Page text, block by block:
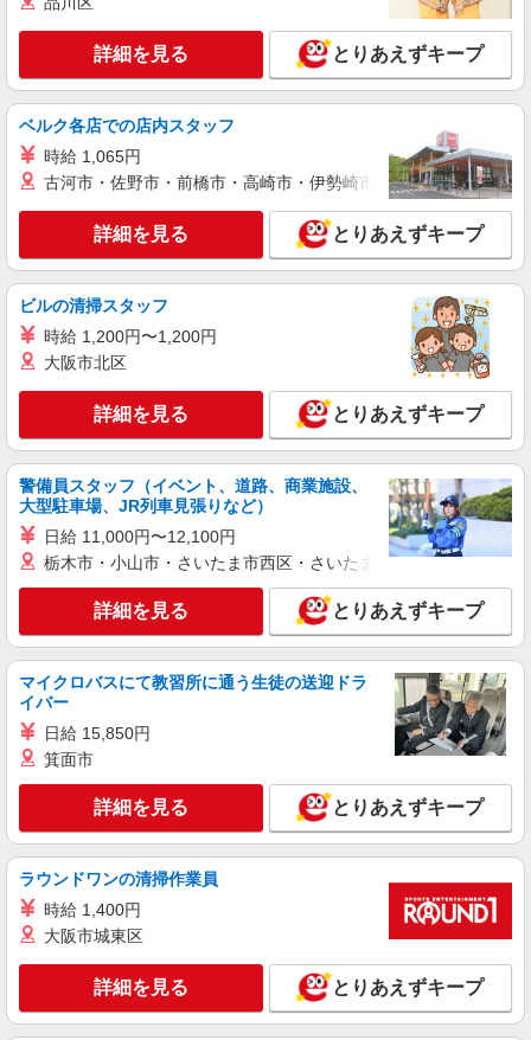
詳細を見る
紹介予定派遣
株式会社シエロ
スマホ携帯販売【ソフトバンク】
時給1400円〜1450円（経験・能力による） ※
残業代支給 ★交通費別途支給（規定あり） ゜
+゜・。○。・゜+゜・。○。・゜+゜ 入社祝い金10
ィブ支給(規定有) ★月2回払い・週払い可能（規程
有）★ ゜・。○。・゜+゜・。○。・゜+゜
福岡県筑紫野市の家電量販店
キープ 詳細を見る
派遣社員 紹介予定派遣
人気機種に詳しくなれる携帯販売
時給1400円〜1450円（経験・能力による） ※
残業代支給 ★交通費別途支給（規定あり） ゜
+゜・。○。・゜+゜・。○。・゜+゜ 入社祝い金10
万円支給(規定有) お友達を紹介頂くと, インセンテ
ィブ支給(規定有) ★月2回払い・週払い可能（規程
有）★ ゜・。○。・゜+゜・。○。・゜+゜
福岡県筑紫野市のsoftbankショップ
キープ 詳細を見る
派遣社員 紹介予定派遣
【au】人気機種に詳しくなれる携帯販売
時給1300円〜 ※残業代支給 ★交通費別途支給
（規定あり） ゜+゜・。○。・゜+゜・。○。・゜
+゜ 入社祝い金10万円支給(規定有) お友達を紹介
頂くと, インセンティブ支給(規定有) ★月2回払
い・週払い可能（規程有）★ ゜・。○。・゜
福岡県筑紫野市のUQスポット
キープ 詳細を見る
紹介予定派遣
株式会社シエロ
スマホ携帯販売【ワイモバイル】
時給1400円〜1450円（経験・能力による） ※
残業代支給 ★交通費別途支給（規定あり） ゜
+゜・。○。・゜+゜・。○。・゜+゜ 入社祝い金10
ィブ支給(規定有) ★月2回払い・週払い可能（規程
有）★ ゜・。○。・゜+゜・。○。・゜+゜
キープ 詳細を見る
詳細を見る とりあえずキープ
ベルク各店での店内スタッフ
時給 1,065円
古河市・佐野市・前橋市・高崎市・伊勢崎市・太田市・館林市
詳細を見る とりあえずキープ
ビルの清掃スタッフ
時給 1,200円〜1,200円
大阪市北区
詳細を見る とりあえずキープ
警備員スタッフ（イベント、道路、商業施設、
大型駐車場、JR列車見張りなど）
日給 11,000円〜12,100円
栃木市・小山市・さいたま市西区・さいたま市岩槻区・久喜市・
詳細を見る とりあえずキープ
マイクロバスにて教習所に通う生徒の送迎ドラ
イバー
日給 15,850円
箕面市
詳細を見る とりあえずキープ
ラウンドワンの清掃作業員
時給 1,400円
大阪市城東区
詳細を見る とりあえずキープ